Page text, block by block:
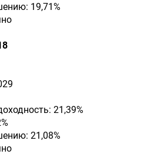
19,71%
21,39%
21,08%